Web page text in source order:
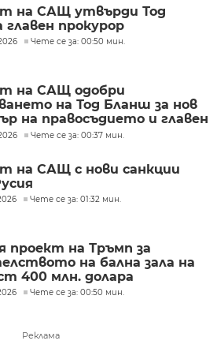
на САЩ утвърди Тод
главен прокурор
Чете се за: 00:50 мин.
на САЩ одобри
на Тод Бланш за нов
на правосъдието и главен
Чете се за: 00:37 мин.
на САЩ с нови санкции
Чете се за: 01:32 мин.
проект на Тръмп за
на бална зала на
400 млн. долара
Чете се за: 00:50 мин.
Реклама